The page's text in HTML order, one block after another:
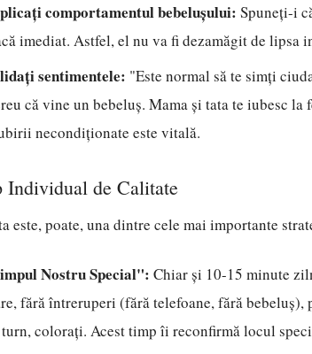
comportamentul bebelușului: Spuneți-i
imediat. Astfel, el nu va fi dezamăgit de lipsa
sentimentele: "Este normal să te simți
că vine un bebeluș. Mama și tata te iubesc
necondiționate este vitală.
Individual de Calitate
este, poate, una dintre cele mai importante
Nostru Special": Chiar și 10-15 minute
fără întreruperi (fără telefoane, fără
colorați. Acest timp îi reconfirmă locul